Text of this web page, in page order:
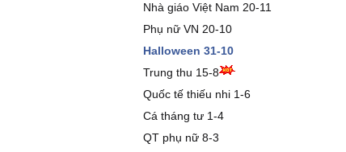
Nhà giáo Việt Nam 20-11
Phụ nữ VN 20-10
Halloween 31-10
Trung thu 15-8
Quốc tế thiếu nhi 1-6
Cá tháng tư 1-4
QT phụ nữ 8-3